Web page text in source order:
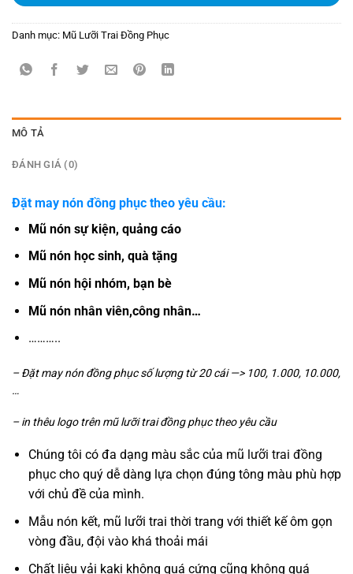
Danh mục: Mũ Lưỡi Trai Đồng Phục
MÔ TẢ
ĐÁNH GIÁ (0)
Đặt may nón đồng phục theo yêu cầu:
Mũ nón sự kiện, quảng cáo
Mũ nón học sinh, quà tặng
Mũ nón hội nhóm, bạn bè
Mũ nón nhân viên,công nhân…
………..
– Đặt may nón đồng phục số lượng từ 20 cái —> 100, 1.000, 10.000,
…
– in thêu logo trên mũ lưỡi trai đồng phục theo yêu cầu
Chúng tôi có đa dạng màu sắc của mũ lưỡi trai đồng
phụccho quý dễ dàng lựa chọn đúng tông màu phù hợp
với chủ đề của mình.
Mẫu nón kết, mũ lưỡi trai thời trang với thiết kế ôm gọn
vòng đầu, đội vào khá thoải mái
Chất liệu vải kaki không quá cứng cũng không quá